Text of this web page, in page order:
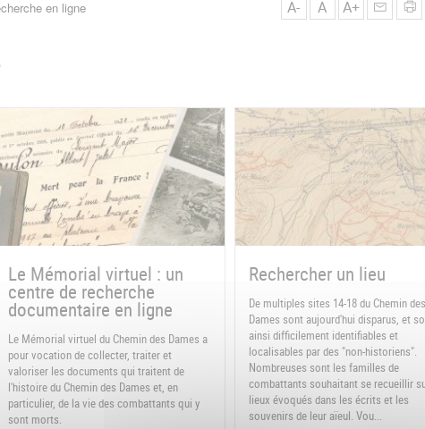
en ligne A- A A+
Le Mémorial virtuel : un
centre de recherche
documentaire en ligne
Le Mémorial virtuel du Chemin des Dames a
pour vocation de collecter, traiter et
valoriser les documents qui traitent de
l'histoire du Chemin des Dames et, en
particulier, de la vie des combattants qui y
sont morts.
Rechercher un lieu
De multiples sites 14-18 du Chemin des
Dames sont aujourd'hui disparus, et
ainsi difficilement identifiables et
localisables par des "non-historiens".
Nombreuses sont les familles de
combattants souhaitant se recueillir
lieux évoqués dans les écrits et les
souvenirs de leur aïeul. Vou...